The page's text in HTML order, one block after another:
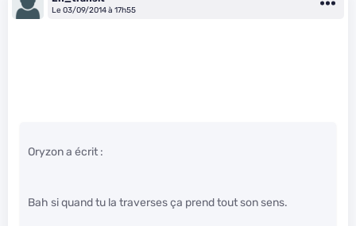
Le 03/09/2014 à 17h55
Oryzon a écrit :
Bah si quand tu la traverses ça prend tout son sens.